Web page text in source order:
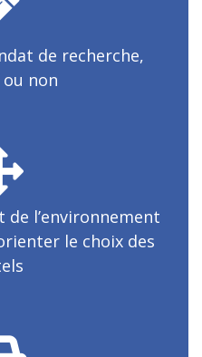
de recherche,
non
de l’environnement
le choix des